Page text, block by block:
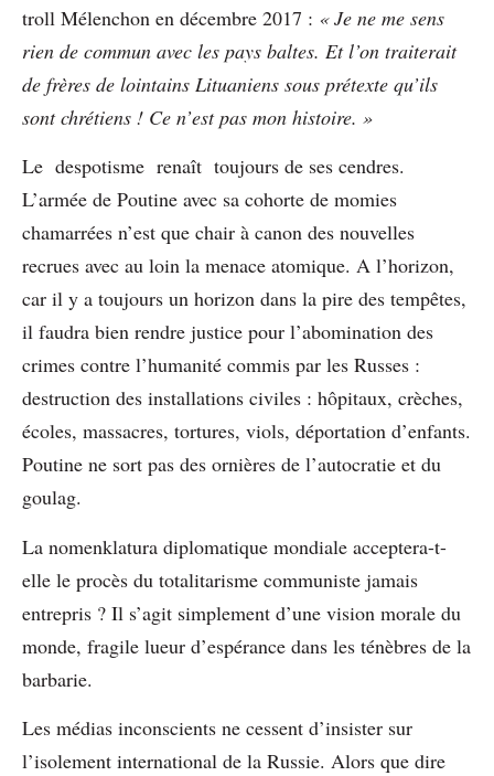
troll Mélenchon en décembre 2017 : « Je ne me sens
rien de commun avec les pays baltes. Et l’on traiterait
de frères de lointains Lituaniens sous prétexte qu’ils
sont chrétiens ! Ce n’est pas mon histoire. »
Le despotisme renaît toujours de ses cendres.
L’armée de Poutine avec sa cohorte de momies
chamarrées n’est que chair à canon des nouvelles
recrues avec au loin la menace atomique. A l’horizon,
car il y a toujours un horizon dans la pire des tempêtes,
il faudra bien rendre justice pour l’abomination des
crimes contre l’humanité commis par les Russes :
destruction des installations civiles : hôpitaux, crèches,
écoles, massacres, tortures, viols, déportation d’enfants.
Poutine ne sort pas des ornières de l’autocratie et du
goulag.
La nomenklatura diplomatique mondiale acceptera-t-
elle le procès du totalitarisme communiste jamais
entrepris ? Il s’agit simplement d’une vision morale du
monde, fragile lueur d’espérance dans les ténèbres de la
barbarie.
Les médias inconscients ne cessent d’insister sur
l’isolement international de la Russie. Alors que dire